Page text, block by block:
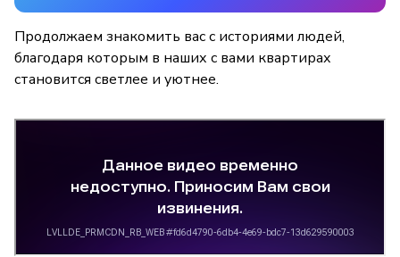
Продолжаем знакомить вас с историями людей,
благодаря которым в наших с вами квартирах
становится светлее и уютнее.